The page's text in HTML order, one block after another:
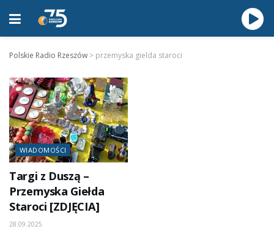
Polskie Radio Rzeszów > przemyska gielda staroci
WIADOMOŚCI
Targi z Duszą –
Przemyska Giełda
Staroci [ZDJĘCIA]
28.09.2025